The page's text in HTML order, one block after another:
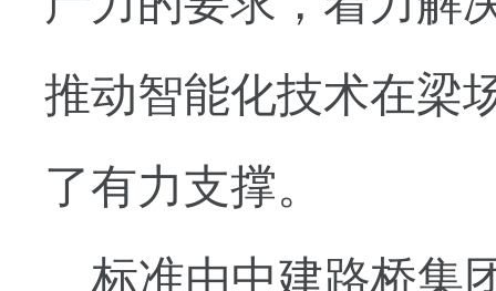
推动智能化技术在梁
了有力支撑。
标准由中建路桥集